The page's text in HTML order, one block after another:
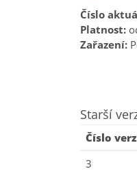
Číslo
Platnost:
Zařazení:
Starší
Číslo
3